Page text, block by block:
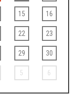
15 16
22 23
29 30
5 6